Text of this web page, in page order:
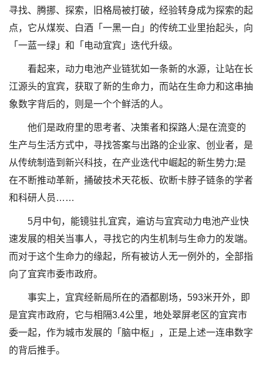
寻找、腾挪、探索，旧格局被打破，经验转身成为探索的起
点，它从煤炭、白酒「一黑一白」的传统工业里抬起头，向
「一蓝一绿」和「电动宜宾」迭代升级。
看起来，动力电池产业链犹如一条新的水源，让站在长
江源头的宜宾，获取了新的生命力，而站在生命力和这串抽
象数字背后的，则是一个个鲜活的人。
他们是政府里的思考者、决策者和探路人;是在流变的
生产与生活方式中，寻找答案与出路的企业家、创业者，是
从传统制造到新兴科技，在产业迭代中崛起的新生势力;是
在不断推动革新，捅破技术天花板、砍断卡脖子链条的学者
和科研人员……
5月中旬，能镜驻扎宜宾，遍访与宜宾动力电池产业快
速发展的相关当事人，寻找它的内生机制与生命力的发端。
而对于这个生命力的缘起，所有被访人无一例外的，全部指
向了宜宾市委市政府。
事实上，宜宾经新局所在的酒都剧场，593米开外，即
是宜宾市政府，它与相隔3.4公里，地处翠屏老区的宜宾市
委一起，作为城市发展的「脑中枢」，正是上述一连串数字
的背后推手。